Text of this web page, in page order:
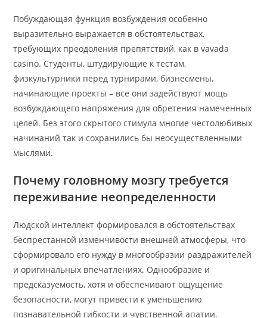
Побуждающая функция возбуждения особенно
выразительно выражается в обстоятельствах,
требующих преодоления препятствий, как в vavada
casino. Студенты, штудирующие к тестам,
физкультурники перед турнирами, бизнесмены,
начинающие проекты – все они задействуют мощь
возбуждающего напряжения для обретения намеченных
целей. Без этого скрытого стимула многие честолюбивых
начинаний так и сохранились бы неосуществленными
мыслями.
Почему головному мозгу требуется
переживание неопределенности
Людской интеллект формировался в обстоятельствах
беспрестанной изменчивости внешней атмосферы, что
сформировало его нужду в многообразии раздражителей
и оригинальных впечатлениях. Однообразие и
предсказуемость, хотя и обеспечивают ощущение
безопасности, могут привести к уменьшению
познавательной гибкости и чувственной апатии.